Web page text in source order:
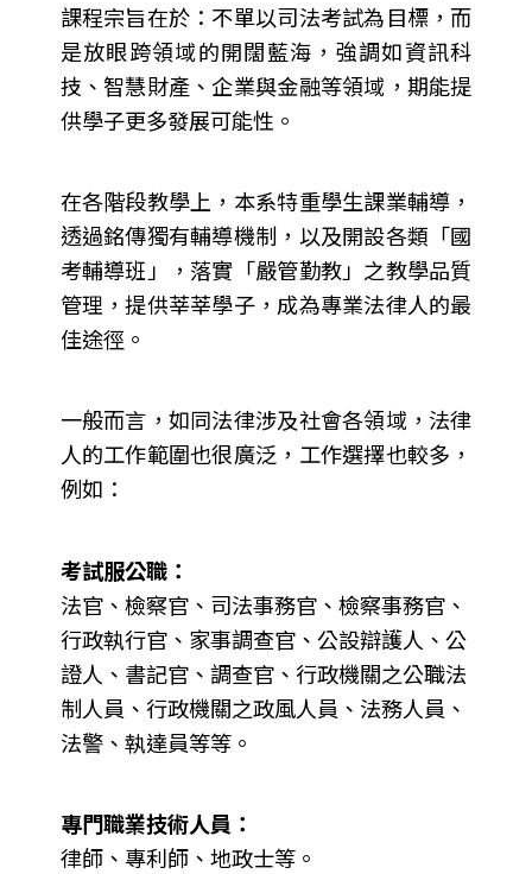
課程宗旨在於：不單以司法考試為目標，而
是放眼跨領域的開闊藍海，強調如資訊科
技、智慧財產、企業與金融等領域，期能提
供學子更多發展可能性。
在各階段教學上，本系特重學生課業輔導，
透過銘傳獨有輔導機制，以及開設各類「國
考輔導班」，落實「嚴管勤教」之教學品質
管理，提供莘莘學子，成為專業法律人的最
佳途徑。
一般而言，如同法律涉及社會各領域，法律
人的工作範圍也很廣泛，工作選擇也較多，
例如：
考試服公職：
法官、檢察官、司法事務官、檢察事務官、
行政執行官、家事調查官、公設辯護人、公
證人、書記官、調查官、行政機關之公職法
制人員、行政機關之政風人員、法務人員、
法警、執達員等等。
專門職業技術人員：
律師、專利師、地政士等。